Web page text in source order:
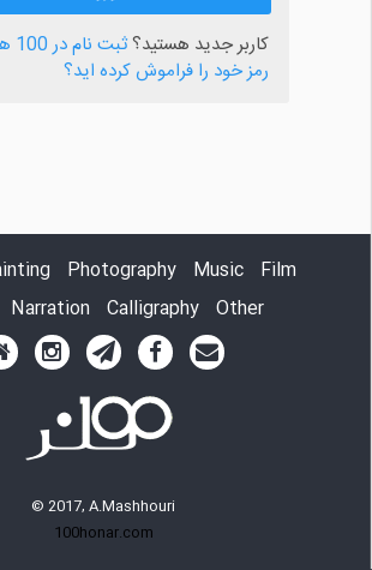
کاربر جدید هستید؟ثبت نام در 100 هنر
رمز خود را فراموش کرده اید؟
Photography Music
Film
Narration Calligraphy Other
© 2017, A.Mashhouri
100honar.com